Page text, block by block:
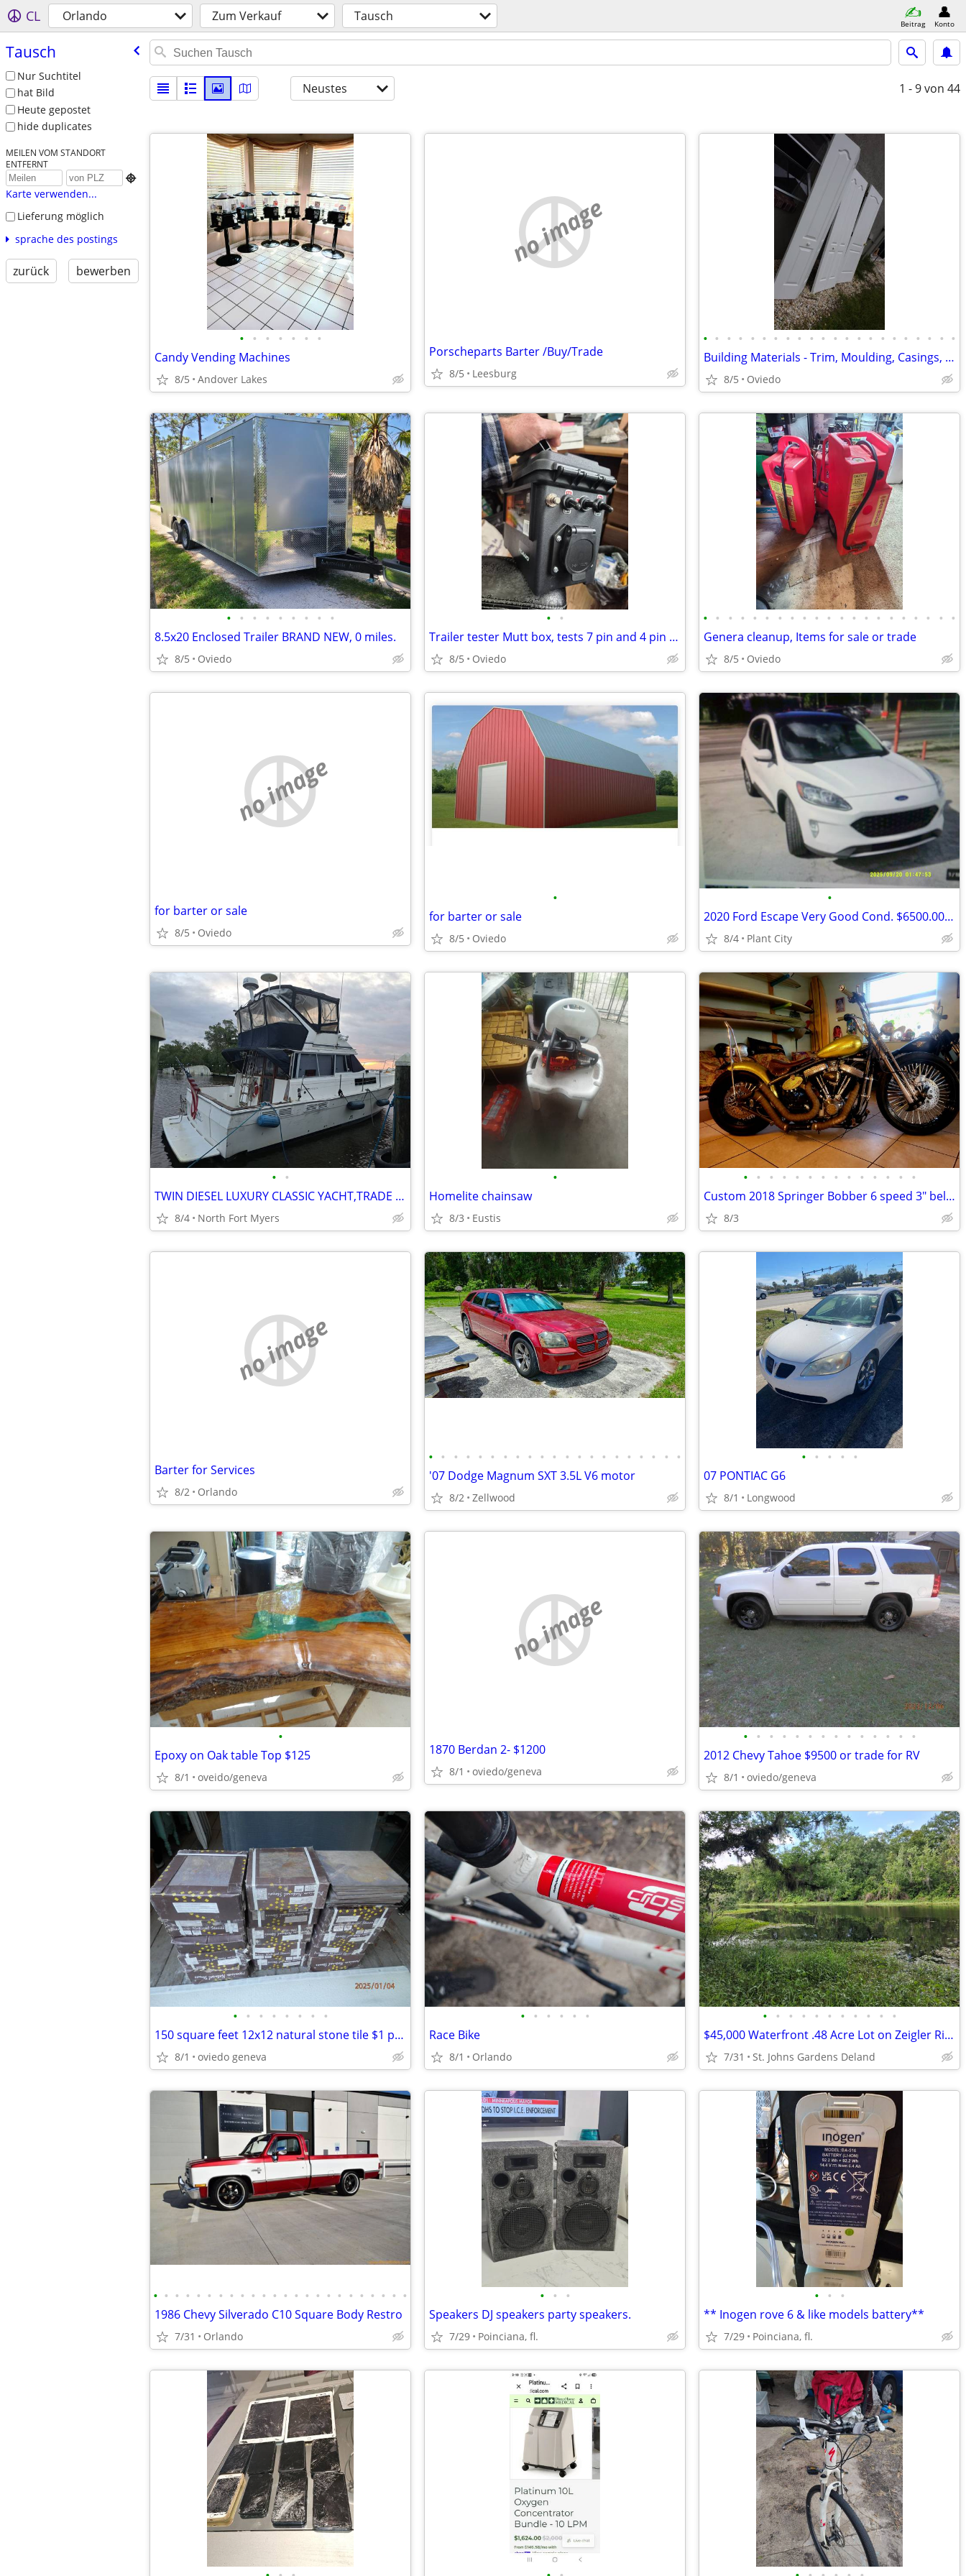
CL Orlando Zum Verkauf Tausch Beitrag Konto
Tausch
Nur Suchtitel
hat Bild
Heute gepostet
hide duplicates
MEILEN VOM STANDORT
ENTFERNT

Karte verwenden...
Lieferung möglich
sprache des postings
zurück bewerben
Neustes 1 - 9von 44
• • • • • • •
Candy Vending Machines
8/5 Andover Lakes
no image
Porscheparts Barter /Buy/Trade
8/5 Leesburg
• • • • • • • • • • • • • • • • • • • • • •
Building Materials - Trim, Moulding, Casings, Doors
8/5 Oviedo
• • • • • • • • •
8.5x20 Enclosed Trailer BRAND NEW, 0 miles.
8/5 Oviedo
• •
Trailer tester Mutt box, tests 7 pin and 4 pin trailers and others...
8/5 Oviedo
• • • • • • • • • • • • • • • • • • • • •
Genera cleanup, Items for sale or trade
8/5 Oviedo
no image
for barter or sale
8/5 Oviedo
•
for barter or sale
8/5 Oviedo
•
2020 Ford Escape Very Good Cond. $6500.00 OBO
8/4 Plant City
• •
TWIN DIESEL LUXURY CLASSIC YACHT,TRADE FOR ???
8/4 North Fort Myers
•
Homelite chainsaw
8/3 Eustis
• • • • • • • • • • • • • •
Custom 2018 Springer Bobber 6 speed 3" belt to chain
8/3
no image
Barter for Services
8/2 Orlando
• • • • • • • • • • • • • • • • • • • • •
'07 Dodge Magnum SXT 3.5L V6 motor
8/2 Zellwood
• • • • •
07 PONTIAC G6
8/1 Longwood
•
Epoxy on Oak table Top $125
8/1 oveido/geneva
no image
1870 Berdan 2- $1200
8/1 oviedo/geneva
• • • • • • • • • • • • • •
2012 Chevy Tahoe $9500 or trade for RV
8/1 oviedo/geneva
• • • • • • • •
150 square feet 12x12 natural stone tile $1 per sq ft
8/1 oviedo geneva
• • • • • •
Race Bike
8/1 Orlando
• • • • • • • • • • •
$45,000 Waterfront .48 Acre Lot on Zeigler River part of the St. Johns
7/31 St. Johns Gardens Deland
• • • • • • • • • • • • • • • • • • • • • • • •
1986 Chevy Silverado C10 Square Body Restro
7/31 Orlando
• • •
Speakers DJ speakers party speakers.
7/29 Poinciana, fl.
• • •
** Inogen rove 6 & like models battery**
7/29 Poinciana, fl.